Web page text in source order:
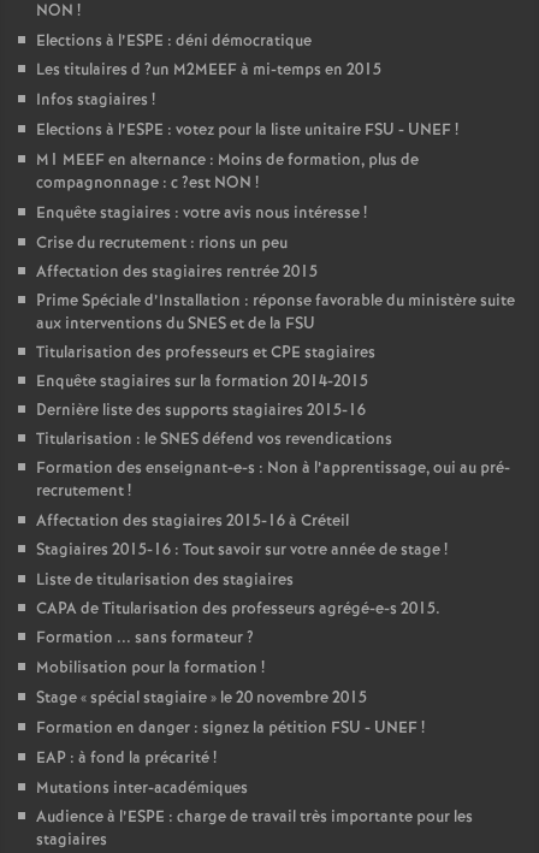
NON !
Elections à l’ESPE : déni démocratique
Les titulaires d ?un M2MEEFà mi-temps en 2015
Infos stagiaires !
Elections à l’ESPE : votez pour la liste unitaire FSU - UNEF!
M1 MEEFen alternance : Moins de formation, plus de
compagnonnage : c?est NON !
Enquête stagiaires : votre avis nous intéresse!
Crise du recrutement : rions un peu
Affectation des stagiaires rentrée 2015
Prime Spéciale d’Installation : réponse favorable du ministère suite
aux interventions duSNESet de la FSU
Titularisation des professeurs etCPE stagiaires
Enquête stagiaires sur la formation 2014-2015
Dernière liste des supports stagiaires 2015-16
Titularisation : leSNESdéfend vos revendications
Formation des enseignant-e-s : Non à l’apprentissage, oui au pré-
recrutement!
Affectation des stagiaires 2015-16 à Créteil
Stagiaires 2015-16 : Tout savoir sur votre année de stage!
Liste de titularisation des stagiaires
CAPAde Titularisation des professeurs agrégé-e-s 2015.
Formation ... sans formateur?
Mobilisation pour la formation !
Stage «spécial stagiaire» le 20 novembre 2015
Formation en danger : signez la pétition FSU - UNEF!
EAP : à fond la précarité!
Mutations inter-académiques
Audience à l’ESPE : charge de travail très importante pour les
stagiaires